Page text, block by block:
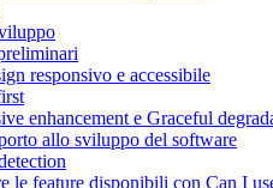
responsivo e accessibile
enhancement e Graceful
allo sviluppo del software
le feature disponibili con Can I